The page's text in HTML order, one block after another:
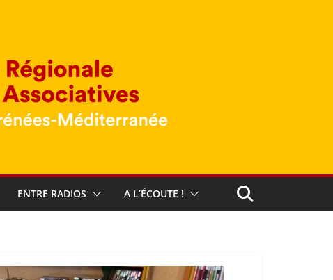
ENTRE RADIOS A L’ÉCOUTE !